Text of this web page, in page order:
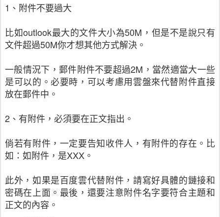
1、附件不要過大
比如outlook最大的文件大小為50M，但是不是說只有
文件超過50M你才想其他方式解決。
一般情況下，郵件附件不要超過2M，當然適當大一些
是可以的。必要時，可以考慮用雲盤來代替附件直接
放在郵件中。
2、有附件，必須要在正文指出。
倘若有附件，一定要告知收件人，有附件的存在。比
如：如附件，是XXX。
此外，如果是百度雲代替附件，請寫好具體的鏈接和
密碼在上面。最後，還要注意附件名字要符合主題和
正文的內容。